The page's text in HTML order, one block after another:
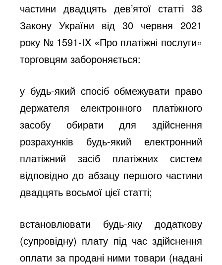
частини двадцять дев’ятої статті 38
Закону України від 30 червня 2021
року № 1591-IX «Про платіжні послуги»
торговцям забороняється:
у будь-який спосіб обмежувати право
держателя електронного платіжного
засобу обирати для здійснення
розрахунків будь-який електронний
платіжний засіб платіжних систем
відповідно до абзацу першого частини
двадцять восьмої цієї статті;
встановлювати будь-яку додаткову
(супровідну) плату під час здійснення
оплати за продані ними товари (надані